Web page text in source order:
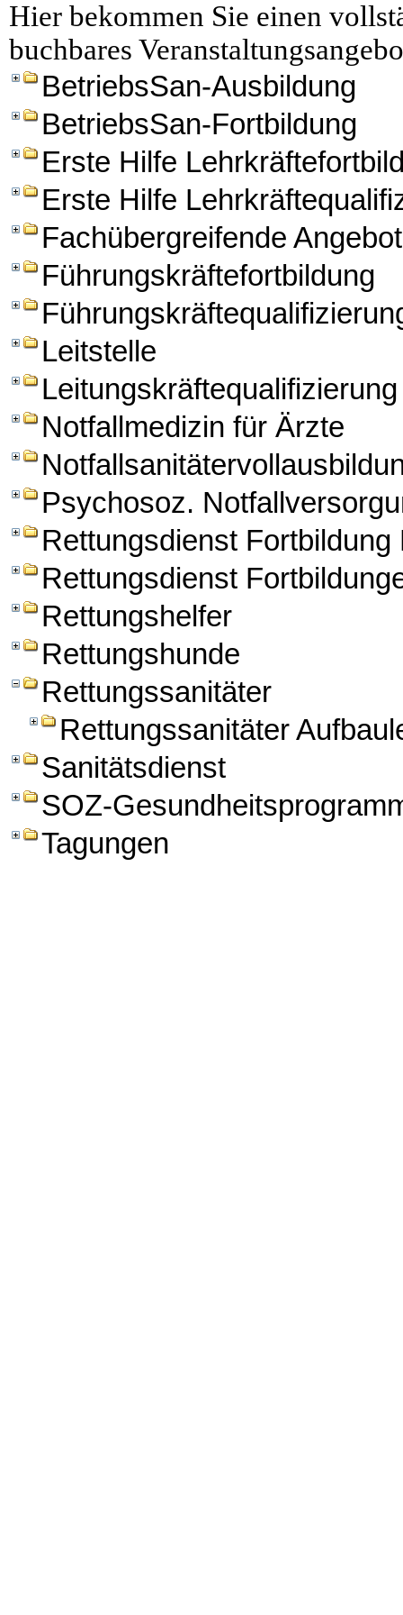
Hier bekommen Sie einen
buchbares
BetriebsSan-Ausbildung
BetriebsSan-Fortbildung
Erste Hilfe
Erste Hilfe
Fachübergreifende
Führungskräftefortbildung
Leitstelle
Leitungskräftequalifizierung
Notfallmedizin für Ärzte
Psychosoz.
Rettungsdienst Fortbildung
Rettungsdienst
Rettungshelfer
Rettungshunde
Rettungssanitäter
Rettungssanitäter
Sanitätsdienst
SOZ-
Tagungen